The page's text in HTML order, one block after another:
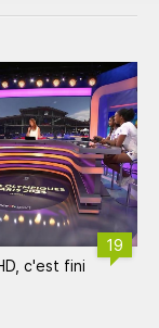
19
c'est fini